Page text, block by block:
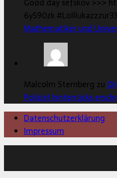
6y590zk
Mathematiker und
Malcolm Sternberg zu
Polizist hinterrücks
Datenschutzerklärung
Impressum